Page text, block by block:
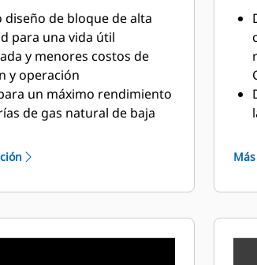
diseño de bloque de alta
para una vida útil
y menores costos de
y operación
un máximo rendimiento
de gas natural de baja
combustión de cámara
y la flexibilidad del